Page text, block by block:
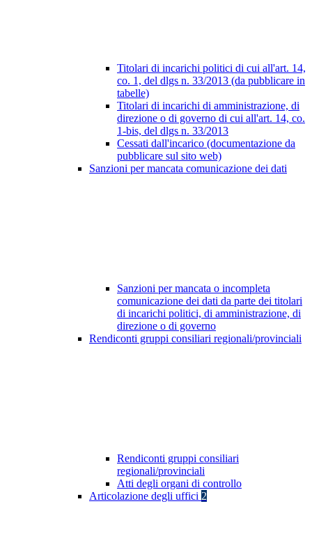
Titolari di incarichi politici di cui all'art. 14,
co. 1, del dlgs n. 33/2013 (da pubblicare in
tabelle)
Titolari di incarichi di amministrazione, di
direzione o di governo di cui all'art. 14, co.
1-bis, del dlgs n. 33/2013
Cessati dall'incarico (documentazione da
pubblicare sul sito web)
Sanzioni per mancata comunicazione dei dati
Sanzioni per mancata o incompleta
comunicazione dei dati da parte dei titolari
di incarichi politici, di amministrazione, di
direzione o di governo
Rendiconti gruppi consiliari regionali/provinciali
Rendiconti gruppi consiliari
regionali/provinciali
Atti degli organi di controllo
Articolazione degli uffici 2